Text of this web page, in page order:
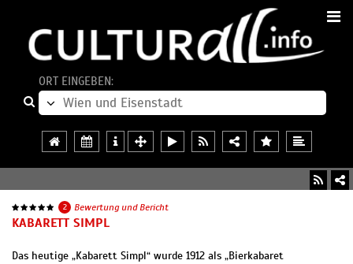
ORT EINGEBEN:
2 Bewertung und Bericht
KABARETT SIMPL
Das heutige „Kabarett Simpl“ wurde 1912 als „Bierkabaret